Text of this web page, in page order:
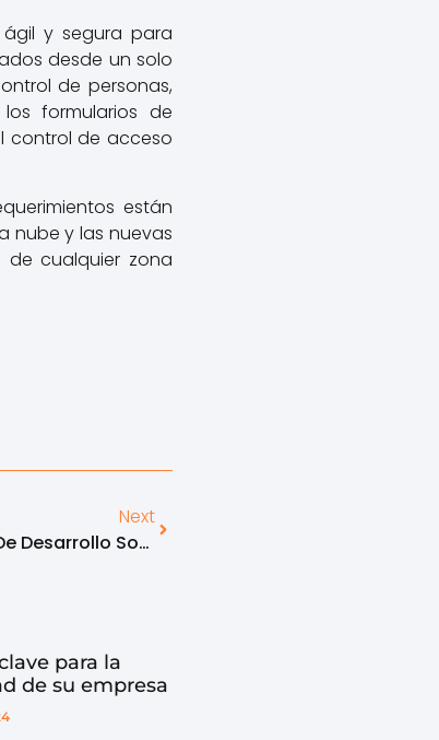
y segura para
desde un solo
de personas,
formularios de
control de acceso
están
nube y las nuevas
de cualquier zona
Next
Zona Franca De Bogotá, Modelo De Desarrollo Sostenible
para la
de su empresa